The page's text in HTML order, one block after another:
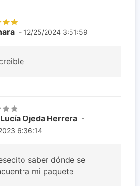
- 12/25/2024 3:51:59
Ojeda Herrera -
6:36:14
saber dónde se
mi paquete